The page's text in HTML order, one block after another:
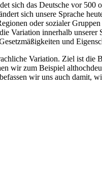
sich das Deutsche vor 500
sich unsere Sprache
oder sozialer
Variation innerhalb
und
Variation. Ziel ist
wir zum Beispiel
wir uns auch damit,